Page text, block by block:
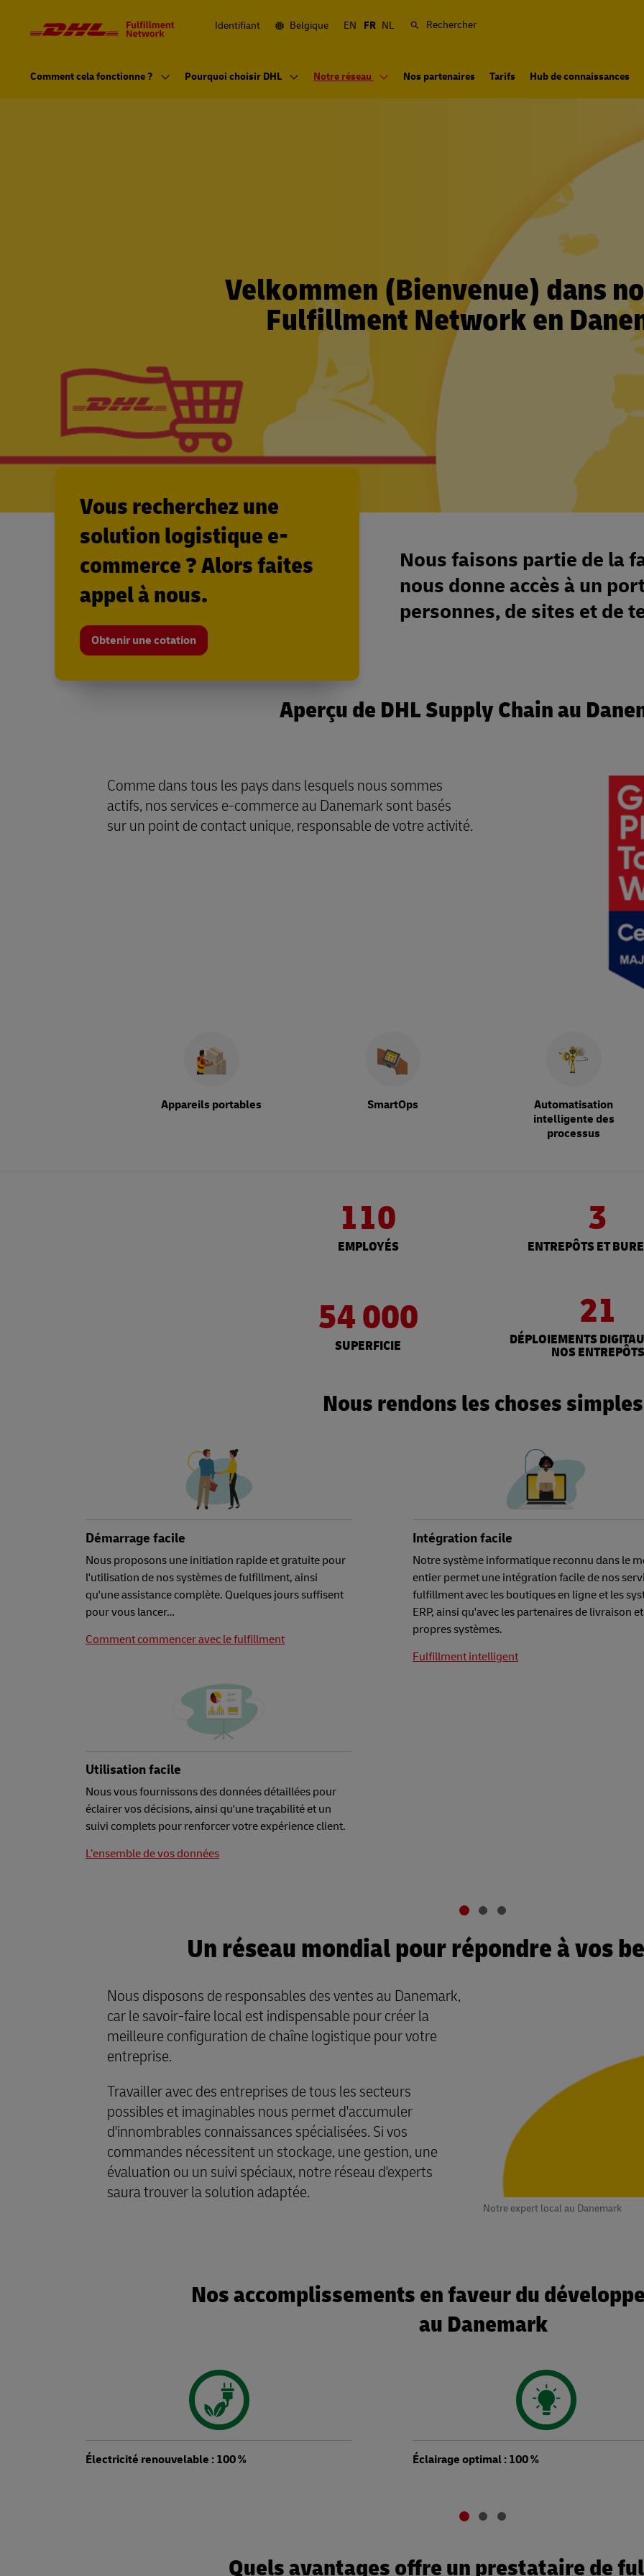
Navigation
principale
Identifiant Belgique EN FR NL Rechercher
Comment cela fonctionne ? Pourquoi choisir DHL Notre réseau Nos partenaires Tarifs Hub de connaissances
Velkommen (Bienvenue) dans
Fulfillment Network en
Nous faisons partie de la
nous donne accès à un
personnes, de sites et de
Vous recherchez une
solution logistique e-
commerce ? Alors faites
appel à nous.
Obtenir une cotation
Aperçu de DHL Supply Chain au
Comme dans tous les pays dans lesquels nous sommes
actifs, nos services e-commerce au Danemark sont basés
sur un point de contact unique, responsable de votre activité.
Appareils portables SmartOps
Automatisation
intelligente des
processus
110
EMPLOYÉS
3
ENTREPÔTS ET
54 000
SUPERFICIE
21
DÉPLOIEMENTS
NOS ENTREPÔTS
Nous rendons les choses simples
Démarrage facile
Nous proposons une initiation rapide et gratuite pour
l'utilisation de nos systèmes de fulfillment, ainsi
qu'une assistance complète. Quelques jours suffisent
pour vous lancer…
Comment commencer avec le fulfillment
Intégration facile
Notre système informatique reconnu dans le
entier permet une intégration facile de nos
fulfillment avec les boutiques en ligne et les
ERP, ainsi qu'avec les partenaires de livraison
propres systèmes.
Fulfillment intelligent
Utilisation facile
Nous vous fournissons des données détaillées pour
éclairer vos décisions, ainsi qu'une traçabilité et un
suivi complets pour renforcer votre expérience client.
L’ensemble de vos données
Un réseau mondial pour répondre à vos
Notre expert local au Danemark
Nous disposons de responsables des ventes au Danemark,
car le savoir-faire local est indispensable pour créer la
meilleure configuration de chaîne logistique pour votre
entreprise.
Travailler avec des entreprises de tous les secteurs
possibles et imaginables nous permet d'accumuler
d'innombrables connaissances spécialisées. Si vos
commandes nécessitent un stockage, une gestion, une
évaluation ou un suivi spéciaux, notre réseau d'experts
saura trouver la solution adaptée.
Nos accomplissements en faveur du
au Danemark
Électricité renouvelable : 100 % Éclairage optimal : 100 %
Quels avantages offre un prestataire de